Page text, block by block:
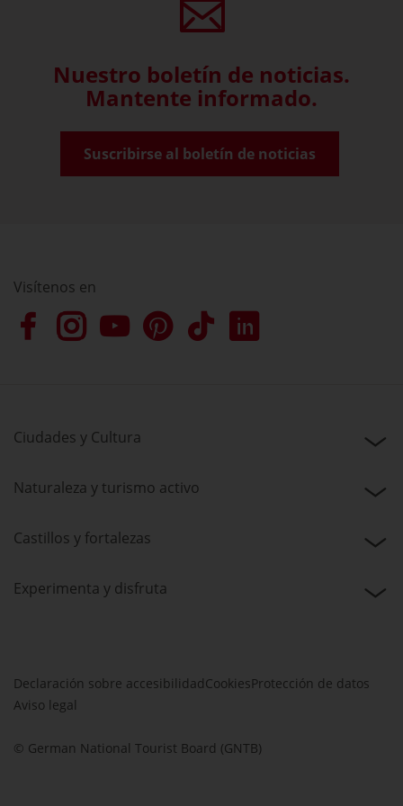
Nuestro boletín de noticias.
Mantente informado.
Suscribirse al boletín de noticias
Visítenos en
Ciudades y Cultura
Naturaleza y turismo activo
Castillos y fortalezas
Experimenta y disfruta
Declaración sobre accesibilidadCookiesProtección de datos
Aviso legal
© German National Tourist Board (GNTB)